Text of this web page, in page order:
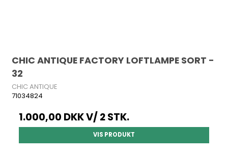
CHIC ANTIQUE FACTORY LOFTLAMPE SORT -
32
CHIC ANTIQUE
71034824
1.000,00 DKKV/ 2 STK.
VIS PRODUKT